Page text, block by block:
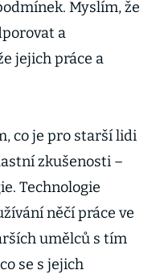
Myslím, že
a
jejich práce a
co je pro starší lidi
zkušenosti –
Technologie
něčí práce ve
umělců s tím
se s jejich